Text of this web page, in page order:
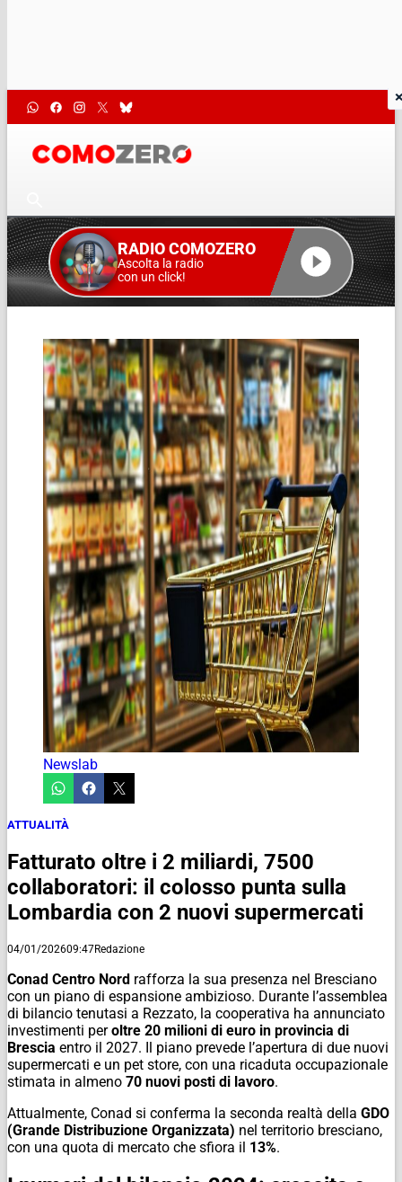
RADIO COMOZERO
Ascolta la radio
con un click!
Newslab
ATTUALITÀ
Fatturato oltre i 2 miliardi, 7500
collaboratori: il colosso punta sulla
Lombardia con 2 nuovi supermercati
04/01/202609:47Redazione
Conad Centro Nord rafforza la sua presenza nel Bresciano
con un piano di espansione ambizioso. Durante l’assemblea
di bilancio tenutasi a Rezzato, la cooperativa ha annunciato
investimenti peroltre 20 milioni di euro in provincia di
Brescia entro il 2027. Il piano prevede l’apertura di due nuovi
supermercati e un pet store, con una ricaduta occupazionale
stimata in almeno 70 nuovi posti di lavoro.
Attualmente, Conad si conferma la seconda realtà della GDO
(Grande Distribuzione Organizzata) nel territorio bresciano,
con una quota di mercato che sfiora il 13%.